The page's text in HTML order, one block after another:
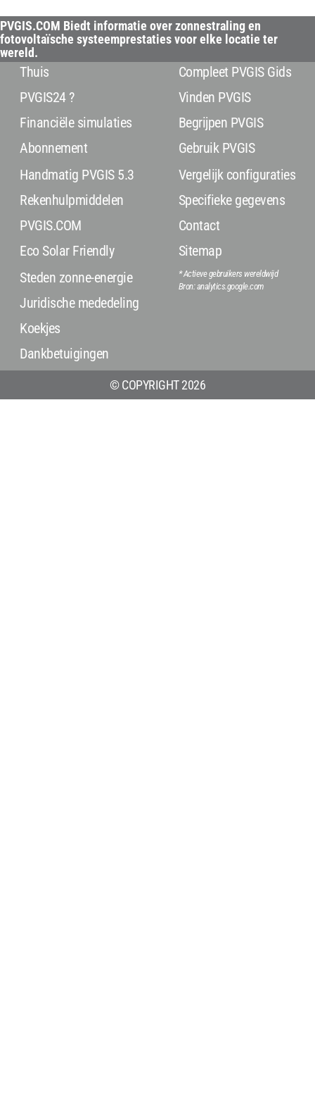
PVGIS.COM Biedt informatie over zonnestraling en
fotovoltaïsche systeemprestaties voor elke locatie ter
wereld.
Thuis
PVGIS24 ?
Financiële simulaties
Abonnement
Handmatig PVGIS 5.3
Rekenhulpmiddelen
PVGIS.COM
Eco Solar Friendly
Steden zonne-energie
Juridische mededeling
Koekjes
Dankbetuigingen
Compleet PVGIS Gids
Vinden PVGIS
Begrijpen PVGIS
Gebruik PVGIS
Vergelijk configuraties
Specifieke gegevens
Contact
Sitemap
* Actieve gebruikers wereldwijd
Bron: analytics.google.com
© COPYRIGHT 2026